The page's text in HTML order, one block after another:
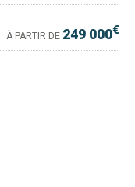
À PARTIR DE 249 000€